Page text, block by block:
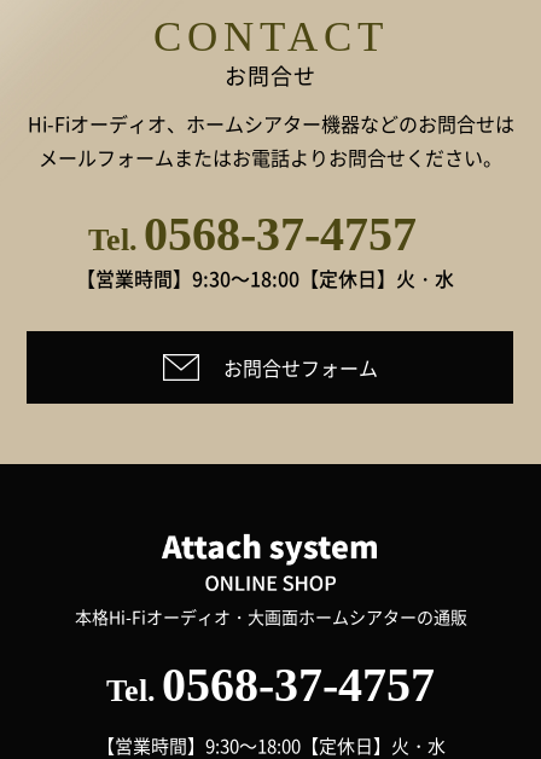
CONTACT
お問合せ
Hi-Fiオーディオ、ホームシアター機器などのお問合せは
メールフォームまたはお電話よりお問合せください。
Tel. 0568-37-4757
【営業時間】9:30～18:00【定休日】火・水
お問合せフォーム
本格Hi-Fiオーディオ・大画面ホームシアターの通販
Tel. 0568-37-4757
【営業時間】9:30～18:00【定休日】火・水